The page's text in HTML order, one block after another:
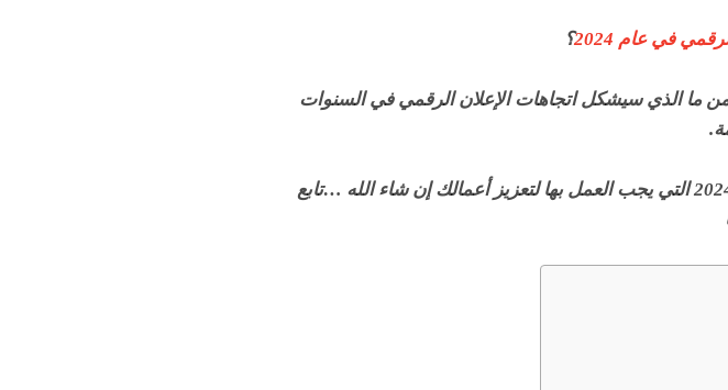
في عام 2024 ؟
ما الذي سيشكل اتجاهات الإعلان الرقمي في السنوات
سنقدم لكم في هذا المقال أفكار حملات إعلانية تفاعلية لعام 2024 التي يجب العمل بها لتعزيز أعمالك إن شاء الله …تابع